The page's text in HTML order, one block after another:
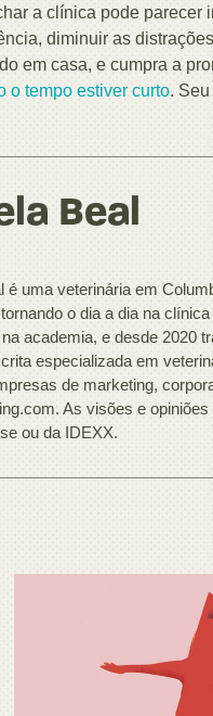
a clínica pode parecer
diminuir as
em casa, e cumpra a
o tempo estiver curto.
Beal
é uma veterinária em
o dia a dia na
academia, e desde 2020
especializada em
de marketing,
As visões e
ou da IDEXX.